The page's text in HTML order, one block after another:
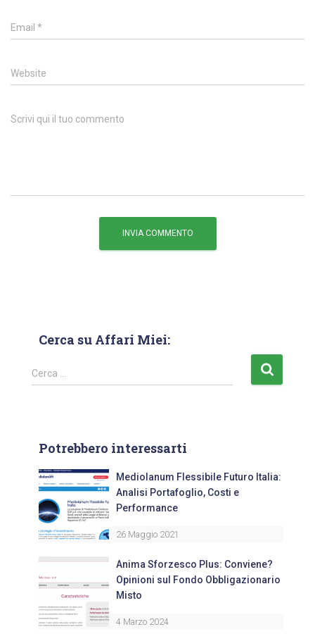
Email *
Website
Scrivi qui il tuo commento
Cerca su Affari Miei:
Cerca …
Potrebbero interessarti
Mediolanum Flessibile Futuro Italia:
Analisi Portafoglio, Costi e
Performance
26 Maggio 2021
Anima Sforzesco Plus: Conviene?
Opinioni sul Fondo Obbligazionario
Misto
4 Marzo 2024